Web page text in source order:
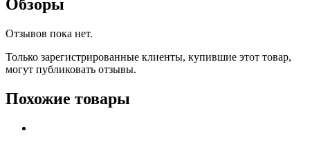
Обзоры
Отзывов пока нет.
Только зарегистрированные клиенты, купившие этот товар,
могут публиковать отзывы.
Похожие товары